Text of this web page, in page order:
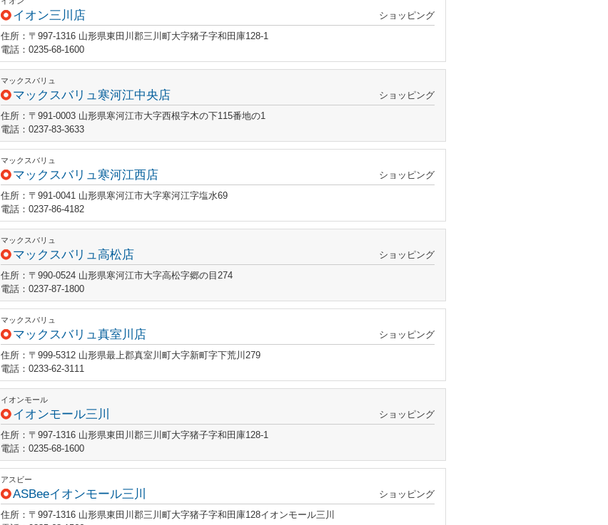
イオン三川店
ショッピング
住所：〒997-1316 山形県東田川郡三川町大字猪子字和田庫128-1
電話：0235-68-1600
マックスバリュ
マックスバリュ寒河江中央店
ショッピング
住所：〒991-0003 山形県寒河江市大字西根字木の下115番地の1
電話：0237-83-3633
マックスバリュ
マックスバリュ寒河江西店
ショッピング
住所：〒991-0041 山形県寒河江市大字寒河江字塩水69
電話：0237-86-4182
マックスバリュ
マックスバリュ高松店
ショッピング
住所：〒990-0524 山形県寒河江市大字高松字郷の目274
電話：0237-87-1800
マックスバリュ
マックスバリュ真室川店
ショッピング
住所：〒999-5312 山形県最上郡真室川町大字新町字下荒川279
電話：0233-62-3111
イオンモール
イオンモール三川
ショッピング
住所：〒997-1316 山形県東田川郡三川町大字猪子字和田庫128-1
電話：0235-68-1600
アスビー
ASBeeイオンモール三川
ショッピング
住所：〒997-1316 山形県東田川郡三川町大字猪子字和田庫128イオンモール三川